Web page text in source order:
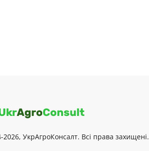
УкрАгроКонсалт. Всі права захищені.